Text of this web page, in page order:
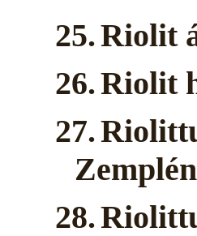
25.Riolit
26.Riolit
27.
28.